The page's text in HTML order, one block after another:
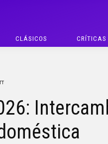
CLÁSICOS CRÍTICAS